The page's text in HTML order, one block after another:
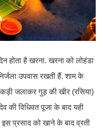
होता है खरना. खरना को लोहंडा
उपवास रखती हैं. शाम के
जलाकर गुड़ की खीर (रसिया)
की विधिवत पूजा के बाद यही
प्रसाद को खाने के बाद व्रती